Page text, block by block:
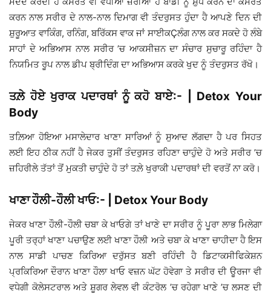
ਕਰਨ ਨਾਲ ਸਰੀਰ ਦੇ ਨਾਲ-ਨਾਲ ਦਿਮਾਗ ਵੀ ਤੰਦਰੁਸਤ ਹੁੰਦਾ ਹੈ ਆਪਣੇ ਦਿਨ ਦੀ
ਸ਼ੁਰੂਆਤ ਵਾਕਿੰਗ, ਰਨਿੰਗ, ਬਰਿੱਕਸ ਵਾਕ ਜਾਂ ਸਾਈਕÇਲੰਗ ਨਾਲ ਕਰ ਸਕਦੇ ਹੋ ਲੰਬੇ
ਸਾਹਾਂ ਦੇ ਅਭਿਆਸ ਨਾਲ ਸਰੀਰ ’ਚ ਆਕਸੀਜ਼ਨ ਦਾ ਸੰਚਾਰ ਸੁਚਾਰੂ ਰਹਿੰਦਾ ਹੈ
ਨਿਯਮਿਤ ਰੂਪ ਨਾਲ ਡੀਪ ਬ੍ਰੀਦਿੰਗ ਦਾ ਅਭਿਆਸ ਕਰਕੇ ਖੁਦ ਨੂੰ ਤੰਦਰੁਸਤ ਰੱਖੋ।
ਤਲ਼ੇ ਹੋਏ ਖੁਰਾਕ ਪਦਾਰਥਾਂ ਨੂੰ ਕਹੋ ਬਾਏ:- | Detox Your
Body
ਤਲ਼ਿਆ ਹੋਇਆ ਮਸਾਲੇਦਾਰ ਖਾਣਾ ਸਾਰਿਆਂ ਨੂੰ ਸੁਆਦ ਲੱਗਦਾ ਹੈ ਪਰ ਸਿਹਤ
ਲਈ ਇਹ ਠੀਕ ਨਹੀਂ ਹੈ ਜੇਕਰ ਤੁਸੀਂ ਤੰਦਰੁਸਤ ਰਹਿਣਾ ਚਾਹੁੰਦੇ ਹੋ ਅਤੇ ਸਰੀਰ ’ਚ
ਜ਼ਹਿਰੀਲੇ ਤੱਤਾਂ ਤੋਂ ਮੁਕਤੀ ਚਾਹੁੰਦੇ ਹੋ ਤਾਂ ਤਲ਼ੇ ਖੁਰਾਕੀ ਪਦਾਰਥਾਂ ਦੀ ਵਰਤੋਂ ਨਾ ਕਰੋ।
ਖਾਣਾ ਹੌਲੀ-ਹੌਲੀ ਖਾਓ:- | Detox Your Body
ਜੇਕਰ ਖਾਣਾ ਹੌਲੀ-ਹੌਲੀ ਚਬਾ ਕੇ ਖਾਓਗੇ ਤਾਂ ਖਾਣੇ ਦਾ ਸਰੀਰ ਨੂੰ ਪੂਰਾ ਲਾਭ ਮਿਲੇਗਾ
ਪੂਰੀ ਤਰ੍ਹਾਂ ਖਾਣਾ ਪਚਾਉਣ ਲਈ ਖਾਣਾ ਹੌਲੀ ਅਤੇ ਚਬਾ ਕੇ ਖਾਣਾ ਚਾਹੀਦਾ ਹੈ ਇਸ
ਨਾਲ ਸਾਡੀ ਪਾਚਣ ਕਿਰਿਆ ਦਰੁੱਸਤ ਬਣੀ ਰਹਿੰਦੀ ਹੈ ਡਿਟਾਕਸੀਫਿਕੇਸ਼ਨ
ਪ੍ਰਕਿਰਿਆ ਦੌਰਾਨ ਖਾਣਾ ਹੌਲਾ ਖਾਓ ਵਜ਼ਨ ਘੱਟ ਹੋਵੇਗਾ ਤੇ ਸਰੀਰ ਦੀ ਊਰਜਾ ਵੀ
ਵਧੇਗੀ ਕੋਲੇਸਟਰਾਲ ਅਤੇ ਸ਼ੂਗਰ ਲੇਵਲ ਵੀ ਕੰਟਰੋਲ ’ਚ ਰਹੇਗਾ ਖਾਣੇ ’ਚ ਲਸਣ ਦੀ